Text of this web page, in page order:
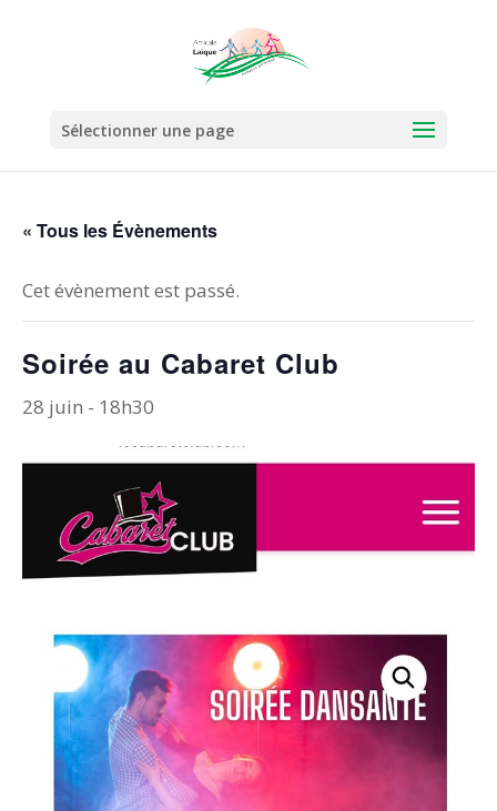
Sélectionner une page
« Tous les Évènements
Cet évènement est passé.
Soirée au Cabaret Club
28 juin - 18h30